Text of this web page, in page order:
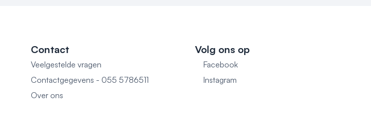
Contact
Veelgestelde vragen
Contactgegevens - 055 5786511
Over ons
Volg ons op
Facebook
Instagram